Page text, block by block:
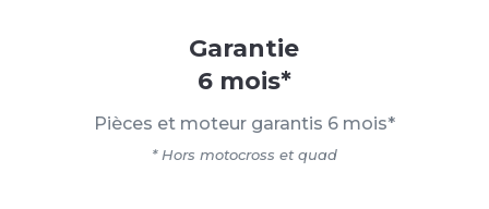
Garantie
6 mois*
Pièces et moteur garantis 6 mois*
* Hors motocross et quad